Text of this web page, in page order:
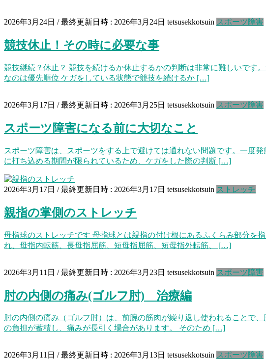
2026年3月24日 / 最終更新日時 : 2026年3月24日 tetsusekkotsuin スポーツ障害
競技休止！その時に必要な事
競技継続？休止？ 競技を続けるか休止するかの判断は非常に難しいです
なのは優先順位 ケガをしている状態で競技を続けるか […]
2026年3月17日 / 最終更新日時 : 2026年3月25日 tetsusekkotsuin スポーツ障害
スポーツ障害になる前に大切なこと
スポーツ障害は、スポーツをする上で避けては通れない問題です。一度
に打ち込める期間が限られているため、ケガをした際の判断 […]
2026年3月17日 / 最終更新日時 : 2026年3月17日 tetsusekkotsuin ストレッチ
親指の掌側のストレッチ
母指球のストレッチです 母指球とは親指の付け根にあるふくらみ部分を
れ、母指内転筋、長母指屈筋、短母指屈筋、短母指外転筋、 […]
2026年3月11日 / 最終更新日時 : 2026年3月23日 tetsusekkotsuin スポーツ障害
肘の内側の痛み(ゴルフ肘) 治療編
肘の内側の痛み（ゴルフ肘）は、前腕の筋肉が繰り返し使われることで
の負担が蓄積し、痛みが長引く場合があります。 そのため […]
2026年3月11日 / 最終更新日時 : 2026年3月13日 tetsusekkotsuin スポーツ障害